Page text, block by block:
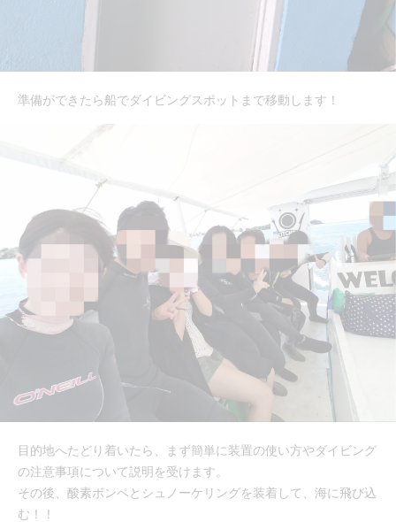
準備ができたら船でダイビングスポットまで移動します！
目的地へたどり着いたら、まず簡単に装置の使い方やダイビング
の注意事項について説明を受けます。
その後、酸素ボンベとシュノーケリングを装着して、海に飛び込
む！！